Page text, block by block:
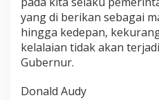
yang di berikan sebagai
hingga kedepan,
kelalaian tidak akan
Gubernur.
Donald Audy